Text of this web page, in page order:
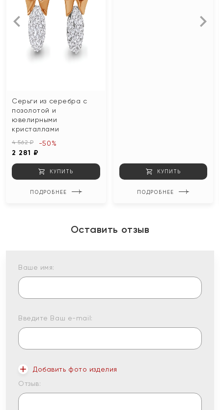
Серьги из серебра с
позолотой и
ювелирными
кристаллами
4 562 ₽
2 281 ₽
-50%
КУПИТЬ
ПОДРОБНЕЕ
КУПИТЬ
ПОДРОБНЕЕ
Оставить отзыв
Ваше имя:
Введите Ваш e-mail:
Добавить фото изделия
Отзыв: